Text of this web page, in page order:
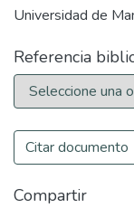
Universidad de
Referencia
Citar documento
Compartir